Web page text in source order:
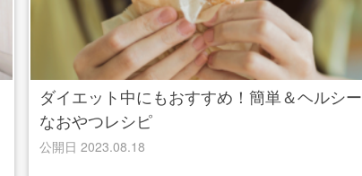
ダイエット中にもおすすめ！簡単＆ヘルシー
なおやつレシピ
公開日 2023.08.18